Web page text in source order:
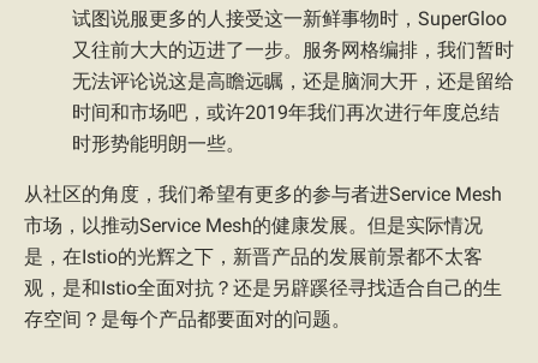
试图说服更多的人接受这一新鲜事物时，SuperGloo
又往前大大的迈进了一步。服务网格编排，我们暂时
无法评论说这是高瞻远瞩，还是脑洞大开，还是留给
时间和市场吧，或许2019年我们再次进行年度总结
时形势能明朗一些。
从社区的角度，我们希望有更多的参与者进Service Mesh
市场，以推动Service Mesh的健康发展。但是实际情况
是，在Istio的光辉之下，新晋产品的发展前景都不太客
观，是和Istio全面对抗？还是另辟蹊径寻找适合自己的生
存空间？是每个产品都要面对的问题。